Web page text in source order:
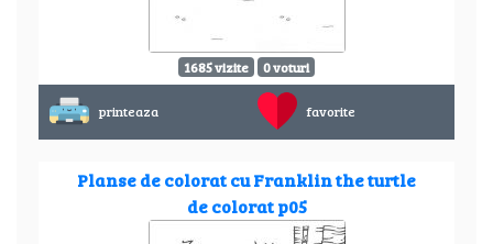
1685 vizite 0 voturi
printeaza favorite
Planse de colorat cu Franklin the turtle
de colorat p05